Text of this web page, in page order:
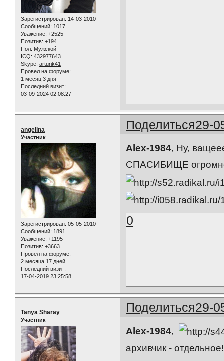
Зарегистрирован: 14-03-2010
Сообщений: 1017
Уважение: +2525
Позитив: +194
Пол: Мужской
ICQ: 432977643
Skype: arturik41
Провел на форуме:
1 месяц 3 дня
Последний визит:
03-09-2024 02:08:27
Поделиться29-
angelina
Участник
Зарегистрирован: 05-05-2010
Сообщений: 1891
Уважение: +1195
Позитив: +3663
Провел на форуме:
2 месяца 17 дней
Последний визит:
17-04-2019 23:25:58
Alex-1984, Ну,
СПАСИБИЩЕ
0
Поделиться29-
Tanya Sharay
Участник
Alex-1984,
архивчик -